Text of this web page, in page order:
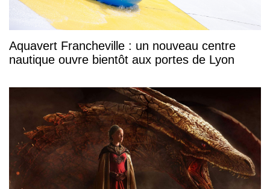
Aquavert Francheville : un nouveau centre
nautique ouvre bientôt aux portes de Lyon